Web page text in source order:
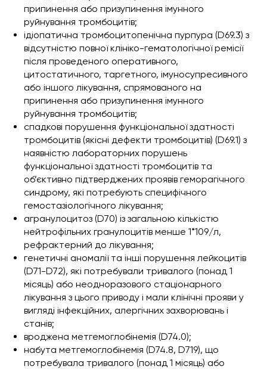
припинення або призупинення імунного
руйнування тромбоцитів;
ідіопатична тромбоцитопенічна пурпура (D69.3) з
відсутністю повної клініко-гематологічної ремісії
після проведеного оперативного,
цитостатичного, таргетного, імуносупресивного
або іншого лікування, спрямованого на
припинення або призупинення імунного
руйнування тромбоцитів;
спадкові порушення функціональної здатності
тромбоцитів (якісні дефекти тромбоцитів) (D69.1) з
наявністю лабораторних порушень
функціональної здатності тромбоцитів та
об’єктивно підтверджених проявів геморагічного
синдрому, які потребують специфічного
гемостазіологічного лікування;
агранулоцитоз (D70) із загальною кількістю
нейтрофільних гранулоцитів менше 1*109/л,
рефрактерний до лікування;
генетичні аномалії та інші порушення лейкоцитів
(D71-D72), які потребували тривалого (понад 1
місяць) або неодноразового стаціонарного
лікування з цього приводу і мали клінічні прояви у
вигляді інфекційних, алергічних захворювань і
станів;
вроджена метгемоглобінемія (D74.0);
набута метгемоглобінемія (D74.8, D719), що
потребувала тривалого (понад 1 місяць) або